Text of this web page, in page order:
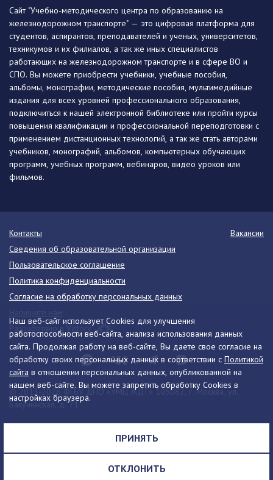
Наш веб-сайт использует Cookies для улучшения
работоспособности веб-сайта, анализа использования данных
сайта. Продолжая работу на веб-сайте, Вы даете свое согласие на
обработку своих персональных данных в соответствии с Политикой
сайта в отношении персональных данных, опубликованной на
нашем веб-сайте. Вы можете запретить обработку Cookies в
настройках браузера.
ПРИНЯТЬ
ОТКЛОНИТЬ
Сайт "Учебно-методического центра по образованию на
железнодорожном транспорте" — это цифровая платформа для
студентов, аспирантов, преподавателей и ученых, университетов,
техникумов и их филиалов, а так же иных специалистов
работающих на железнодорожном транспорте и в сфере ВО и
СПО. Вы можете приобрести учебники, учебные пособия,
альбомы, монографии, методические пособия, мультимедийные
издания для всех уровней профессионального образования,
подключиться к нашей электронной библиотеке или пройти курсы
повышения квалификации и профессиональной переподготовки с
применением дистанционных технологий, а так же стать авторами
учебников, монографий, альбомов, компьютерных обучающих
программ, учебных программ, вебинаров, видео уроков или
фильмов.
© 2013-2026 ФГБУ ДПО «УМЦ ЖДТ» 105082, г. Москва, ул.
Бакунинская, д. 71
Телефон:8 (495) 739-00-30 info@umczdt.ru
схема проезда
Контакты
Вакансии
Сведения об образовательной организации
Пользовательское соглашение
Политика конфиденциальности
Согласие на обработку персональных данных
Разработано в Victory